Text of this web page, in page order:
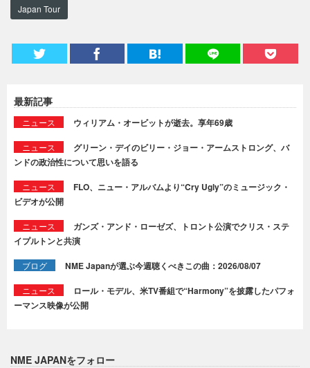
Japan Tour
最新記事
ニュース ウィリアム・オービットが逝去。享年69歳
ニュース
グリーン・デイのビリー・ジョー・アームストロング、バ
ンドの政治性について思いを語る
ニュース
FLO、ニュー・アルバムより“Cry Ugly”のミュージック・
ビデオが公開
ニュース
ガンズ・アンド・ローゼズ、トロント公演でクリス・ステ
イプルトンと共演
ブログ NME Japanが選ぶ今週聴くべきこの曲：2026/08/07
ニュース
ロール・モデル、米TV番組で“Harmony”を披露したパフォ
ーマンス映像が公開
NME JAPANをフォロー